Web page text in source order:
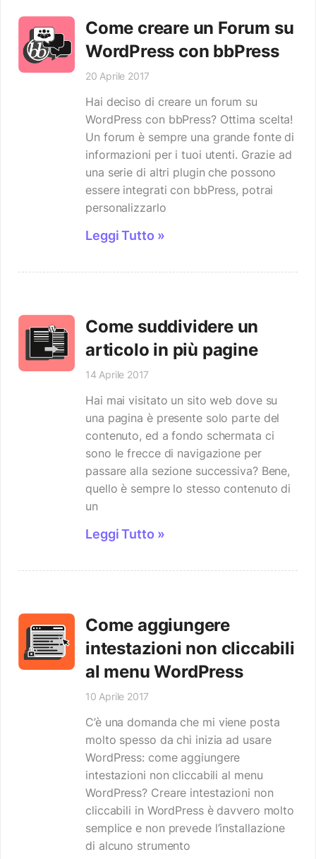
Come creare un Forum su
WordPress con bbPress
20 Aprile 2017
Hai deciso di creare un forum su
WordPress con bbPress? Ottima scelta!
Un forum è sempre una grande fonte di
informazioni per i tuoi utenti. Grazie ad
una serie di altri plugin che possono
essere integrati con bbPress, potrai
personalizzarlo
Leggi Tutto »
Come suddividere un
articolo in più pagine
14 Aprile 2017
Hai mai visitato un sito web dove su
una pagina è presente solo parte del
contenuto, ed a fondo schermata ci
sono le frecce di navigazione per
passare alla sezione successiva? Bene,
quello è sempre lo stesso contenuto di
un
Leggi Tutto »
Come aggiungere
intestazioni non cliccabili
al menu WordPress
10 Aprile 2017
C’è una domanda che mi viene posta
molto spesso da chi inizia ad usare
WordPress: come aggiungere
intestazioni non cliccabili al menu
WordPress? Creare intestazioni non
cliccabili in WordPress è davvero molto
semplice e non prevede l’installazione
di alcuno strumento